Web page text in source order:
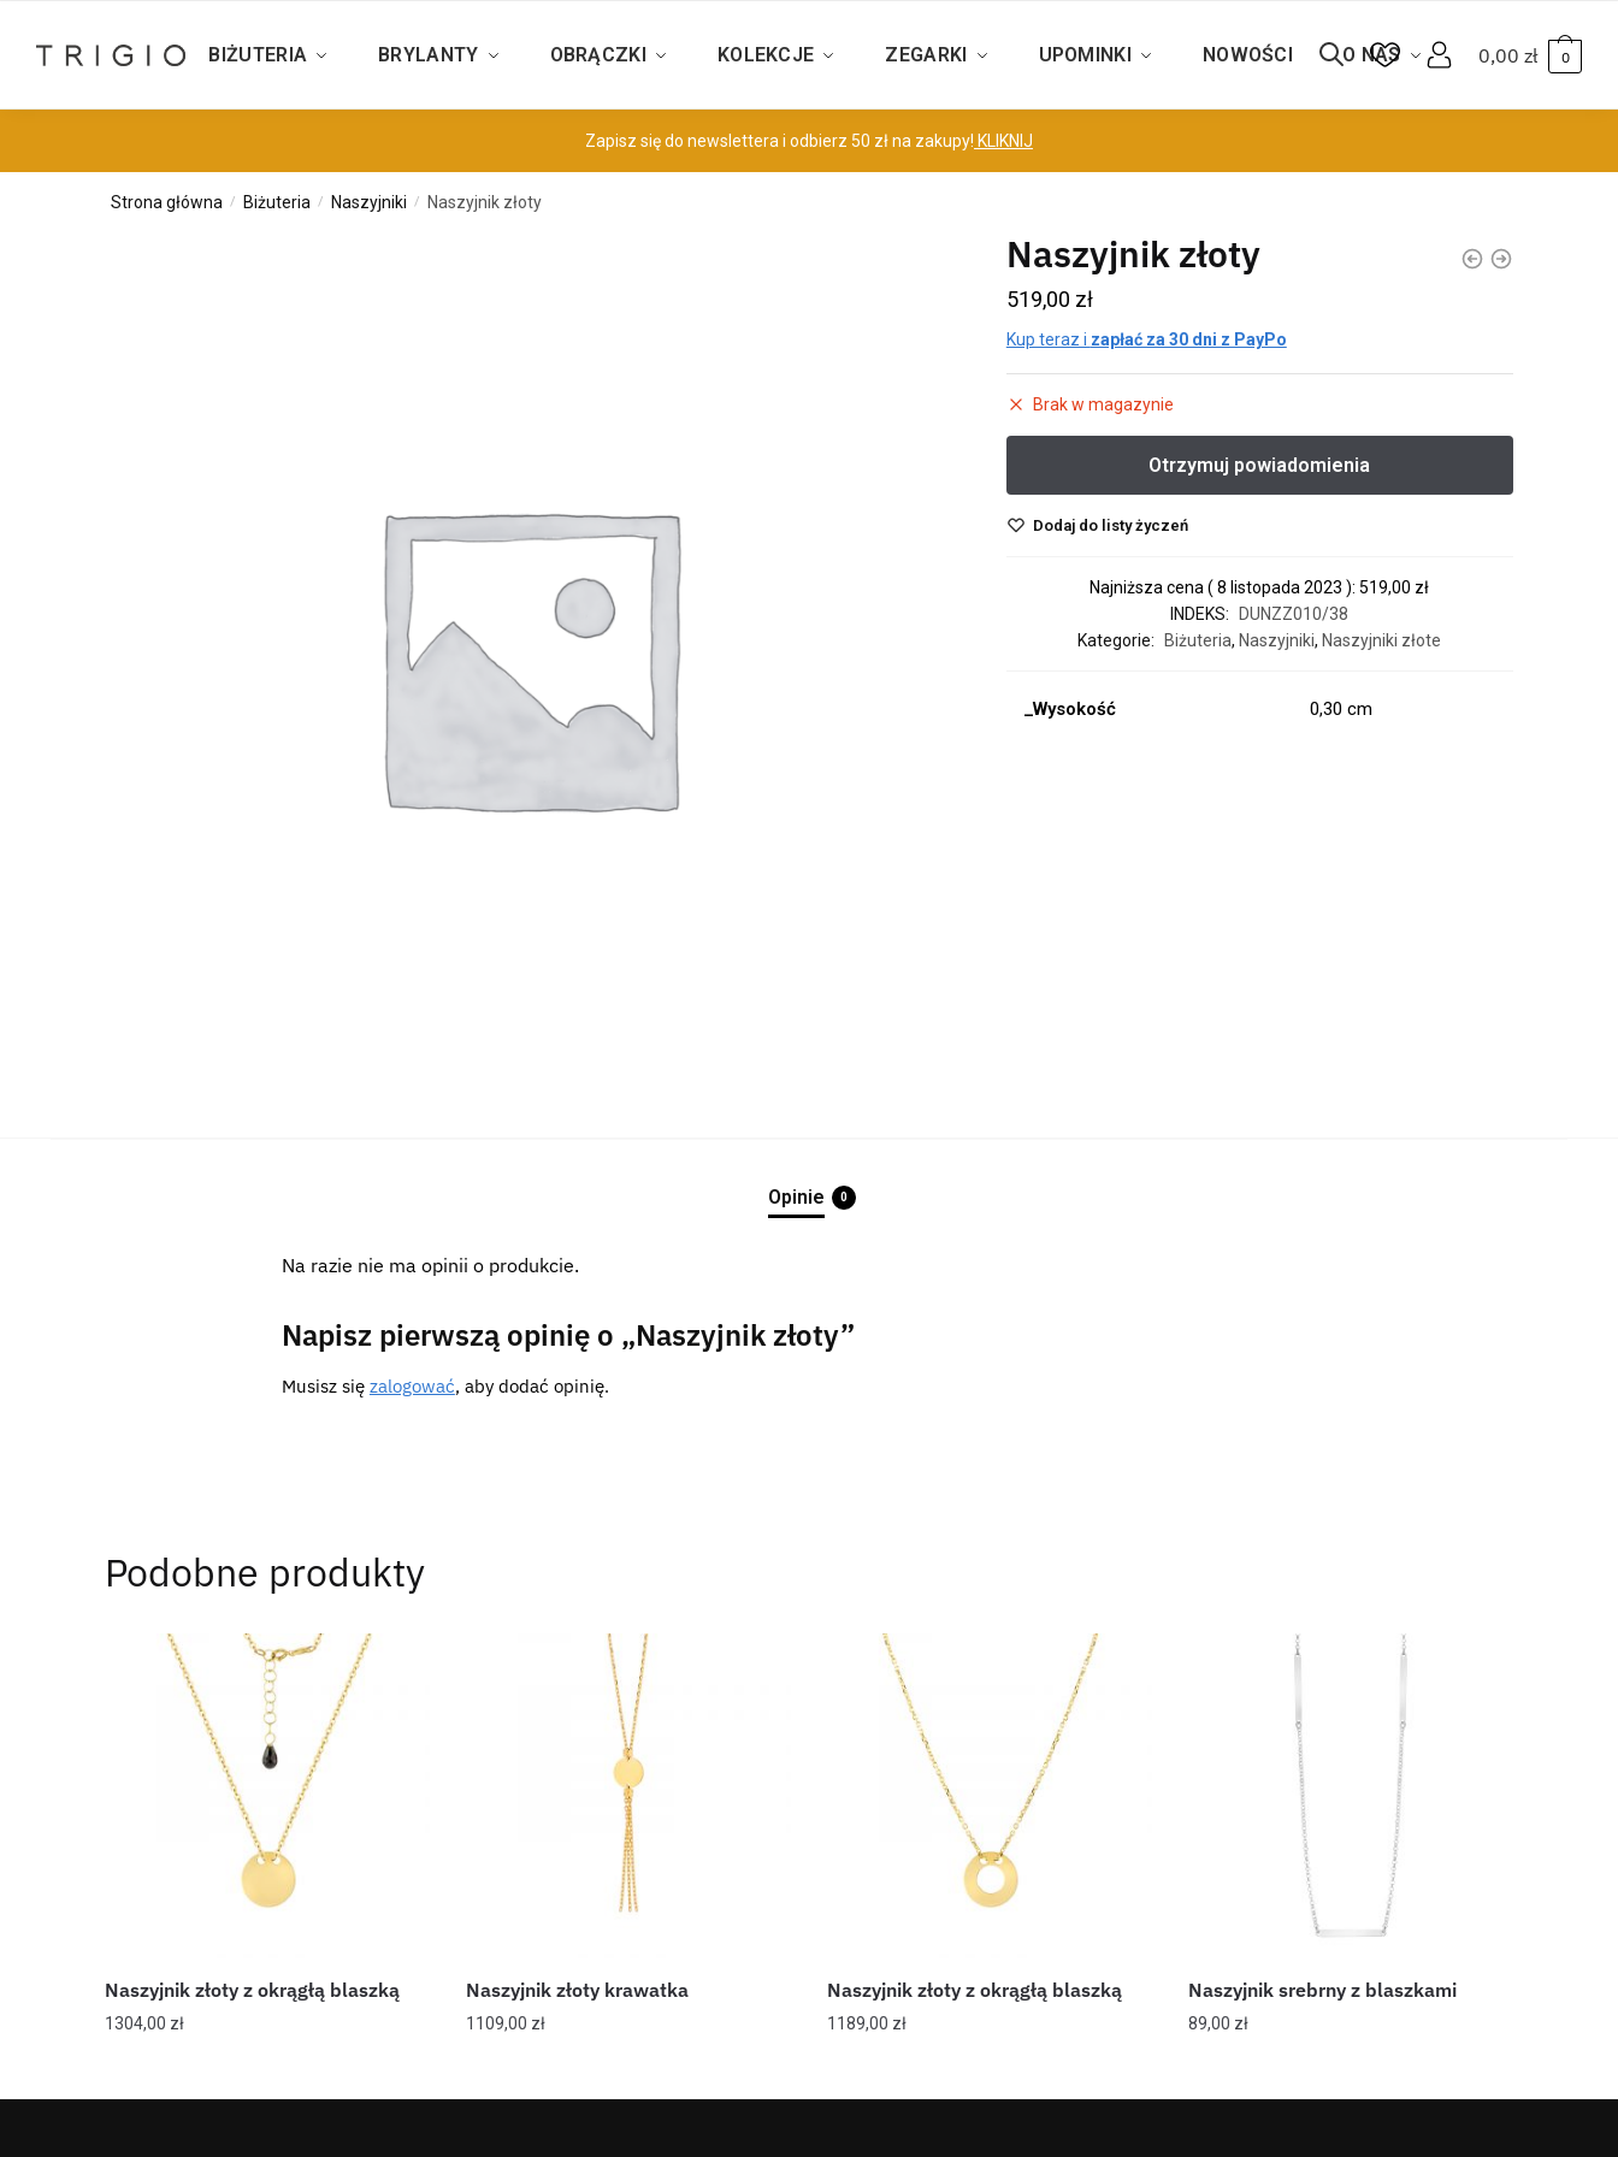
BIŻUTERIA BRYLANTY OBRĄCZKI KOLEKCJE ZEGARKI UPOMINKI NOWOŚCI O NAS 0,00 zł 0
Zapisz się do newslettera i odbierz 50 zł na zakupy! KLIKNIJ
Strona główna / Biżuteria / Naszyjniki / Naszyjnik złoty
Naszyjnik złoty
519,00 zł
Kup teraz i zapłać za 30 dni z PayPo
Brak w magazynie
Dodaj do listy życzeń
Najniższa cena ( 8 listopada 2023 ):519,00 zł
INDEKS:
DUNZZ010/38
Kategorie:
Biżuteria, Naszyjniki, Naszyjniki złote
_Wysokość 0,30 cm
Opinie 0
Na razie nie ma opinii o produkcie.
Napisz pierwszą opinię o „Naszyjnik złoty”
Musisz się zalogować, aby dodać opinię.
Podobne produkty
Naszyjnik złoty z okrągłą blaszką
1304,00 zł
Naszyjnik złoty krawatka
1109,00 zł
Naszyjnik złoty z okrągłą blaszką
1189,00 zł
Naszyjnik srebrny z blaszkami
89,00 zł